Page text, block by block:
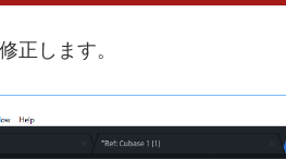
正します。